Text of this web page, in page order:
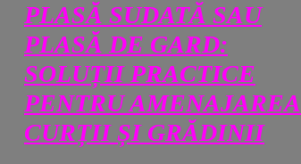
PLASĂ SUDATĂ SAU
PLASĂ DE GARD:
SOLUȚII PRACTICE
PENTRU AMENAJAREA
CURȚII ȘI GRĂDINII